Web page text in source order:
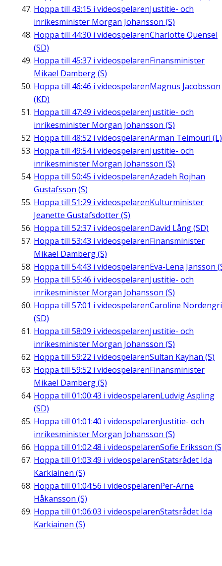
Hoppa till 43:15 i videospelarenJustitie- och
inrikesminister Morgan Johansson (S)
Hoppa till 44:30 i videospelarenCharlotte Quensel
(SD)
Hoppa till 45:37 i videospelarenFinansminister
Mikael Damberg (S)
Hoppa till 46:46 i videospelarenMagnus Jacobsson
(KD)
Hoppa till 47:49 i videospelarenJustitie- och
inrikesminister Morgan Johansson (S)
Hoppa till 48:52 i videospelarenArman Teimouri (L)
Hoppa till 49:54i videospelarenJustitie- och
inrikesminister Morgan Johansson (S)
Hoppa till 50:45 i videospelarenAzadeh Rojhan
Gustafsson (S)
Hoppa till 51:29 i videospelarenKulturminister
Jeanette Gustafsdotter (S)
Hoppa till 52:37 i videospelarenDavid Lång (SD)
Hoppa till 53:43 i videospelarenFinansminister
Mikael Damberg (S)
Hoppa till 54:43 i videospelarenEva-Lena Jansson
Hoppa till 55:46 i videospelarenJustitie- och
inrikesminister Morgan Johansson (S)
Hoppa till 57:01 i videospelarenCaroline
(SD)
Hoppa till 58:09 i videospelarenJustitie- och
inrikesminister Morgan Johansson (S)
Hoppa till 59:22 i videospelarenSultan Kayhan (S)
Hoppa till 59:52 i videospelarenFinansminister
Mikael Damberg (S)
Hoppa till 01:00:43 i videospelarenLudvig Aspling
(SD)
Hoppa till 01:01:40 i videospelarenJustitie- och
inrikesminister Morgan Johansson (S)
Hoppa till 01:02:48 i videospelarenSofie Eriksson
Hoppa till 01:03:49 i videospelarenStatsrådet Ida
Karkiainen (S)
Hoppa till 01:04:56 i videospelarenPer-Arne
Håkansson (S)
Hoppa till 01:06:03 i videospelarenStatsrådet Ida
Karkiainen (S)